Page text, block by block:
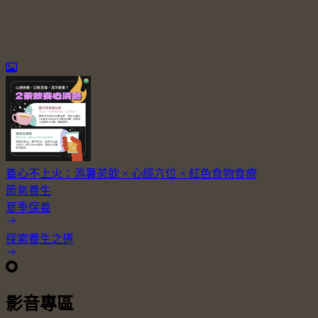
養心不上火：消暑茶飲 × 心經穴位 × 紅色食物食療
節氣養生
夏季保養
探索養生之道
影音專區